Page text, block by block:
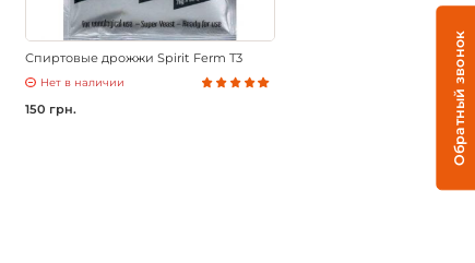
Спиртовые дрожжи Spirit Ferm T3
Нет в наличии
150 грн. Обратный звонок